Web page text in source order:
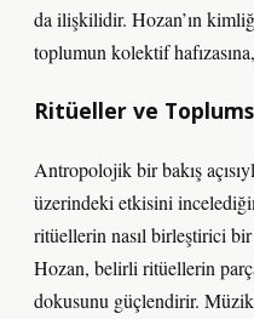
da ilişkilidir. Hozan’ın
toplumun kolektif
Ritüeller ve
Antropolojik bir bakış
üzerindeki etkisini
ritüellerin nasıl birleştirici
Hozan, belirli ritüellerin
dokusunu güçlendirir.